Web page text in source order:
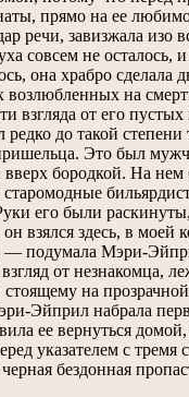
прямо на ее
речи, завизжала изо
совсем не
она храбро
на
взгляда от его
до такой степени
Это был
вверх бородкой. На
его были
взялся здесь, в
— подумала Мэри-
от незнакомца,
на
Эйприл набрала
ее вернуться
указателем с тремя
бездонная